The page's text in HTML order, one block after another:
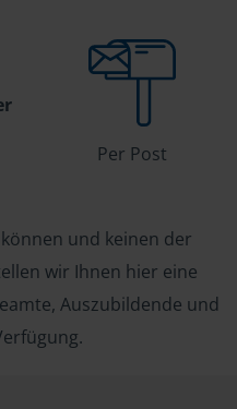
Per Post
und keinen der
wir Ihnen hier eine
Auszubildende und